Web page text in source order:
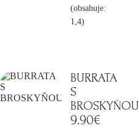
(obsahuje:
1,4)
BURRATA
S
BROSKYŇOU
9.90€